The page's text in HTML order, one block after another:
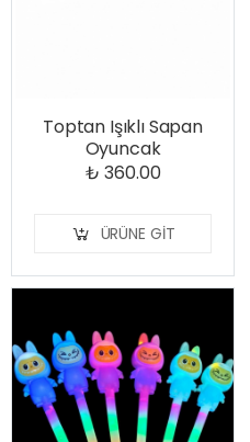
Toptan Işıklı Sapan
Oyuncak
₺ 360.00
ÜRÜNE GIT